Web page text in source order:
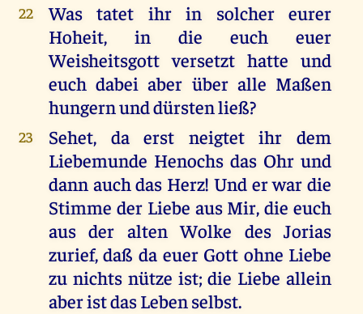
22
Was tatet ihr in solcher eurer
Hoheit, in die euch euer
Weisheitsgott versetzt hatte und
euch dabei aber über alle Maßen
hungern und dürsten ließ?
23
Sehet, da erst neigtet ihr dem
Liebemunde Henochs das Ohr und
dann auch das Herz! Und er war die
Stimme der Liebe aus Mir, die euch
aus der alten Wolke des Jorias
zurief, daß da euer Gott ohne Liebe
zu nichts nütze ist; die Liebe allein
aber ist das Leben selbst.